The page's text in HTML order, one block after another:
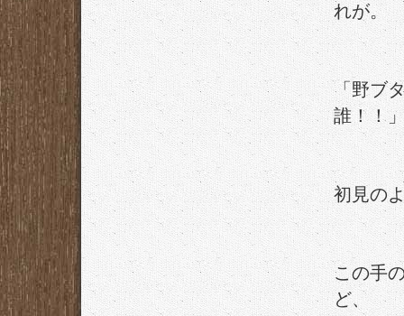
れが。
「野ブ
誰！！
初見の
この手
ど、